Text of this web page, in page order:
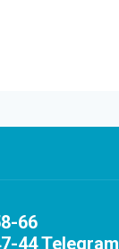
66
44 Telegram